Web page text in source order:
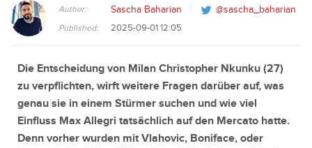
Author: Sascha Baharian @sascha_baharian
Published: 2025-09-01 12:05
Die Entscheidung von Milan Christopher Nkunku (27)
zu verpflichten, wirft weitere Fragen darüber auf, was
genau sie in einem Stürmer suchen und wie viel
Einfluss Max Allegri tatsächlich auf den Mercato hatte.
Denn vorher wurden mit Vlahovic, Boniface, oder